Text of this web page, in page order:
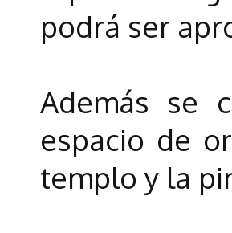
podrá ser
Además se
espacio de
templo y la